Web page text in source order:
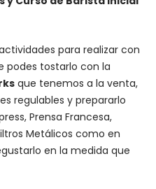
para realizar con
podes tostarlo con la
que tenemos a la venta,
regulables y prepararlo
, Prensa Francesa,
Metálicos como en
en la medida que